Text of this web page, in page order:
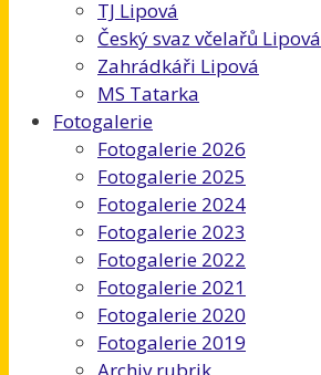
TJ Lipová
Český svaz včelařů Lipová
Zahrádkáři Lipová
MS Tatarka
Fotogalerie
Fotogalerie 2026
Fotogalerie 2025
Fotogalerie 2024
Fotogalerie 2023
Fotogalerie 2022
Fotogalerie 2021
Fotogalerie 2020
Fotogalerie 2019
Archiv rubrik